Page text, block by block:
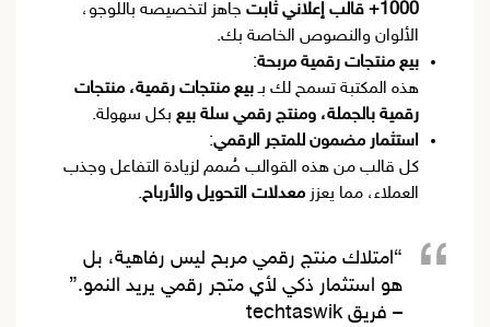
1000+ قالب إعلاني ثابت
جاهز لتخصيصه باللوجو،
الألوان والنصوص الخاصة بك.
بيع منتجات رقمية مربحة:
هذه المكتبة تسمح لك بـبيع منتجات رقمية، منتجات
رقمية بالجملة، ومنتج رقمي سلة بيع بكل سهولة.
استثمار مضمون للمتجر الرقمي:
كل قالب من هذه القوالب صُمم لزيادة التفاعل وجذب
العملاء، مما يعزز معدلات التحويل والأرباح.
“امتلاك منتج رقمي مربح ليس رفاهية، بل
هو استثمار ذكي لأي متجر رقمي يريد النمو.”
– فريق techtaswik